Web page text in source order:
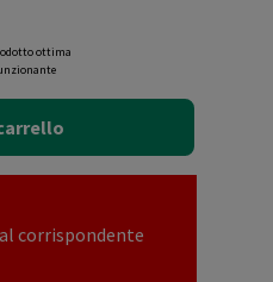
ottima
corrispondente